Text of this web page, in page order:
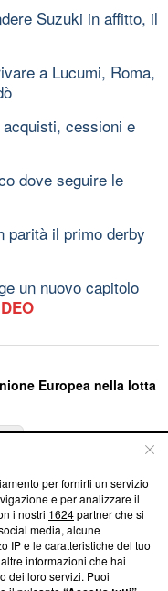
Suzuki in affitto, il
a Lucumi, Roma,
cessioni e
dove seguire le
parità il primo derby
un nuovo capitolo
Europea nella lotta
su Blasting
come ci impegniamo a
nostra aderenza a
News non è
richiesto di farne
per fornirti un servizio
e per analizzare il
i nostri 1624partner che si
media, alcune
IP e le caratteristiche del tuo
informazioni che hai
dei loro servizi. Puoi